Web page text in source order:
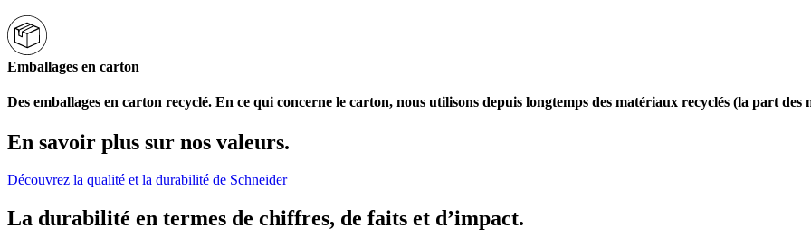
Emballages en carton
Des emballages en carton recyclé. En ce qui concerne le carton, nous utilisons depuis longtemps des matériaux recyclés (la part
En savoir plus sur nos valeurs.
Découvrez la qualité et la durabilité de Schneider
La durabilité en termes de chiffres, de faits et d’impact.